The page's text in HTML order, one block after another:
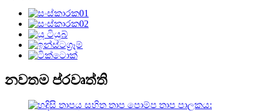
නවතම ප්රවෘත්ති